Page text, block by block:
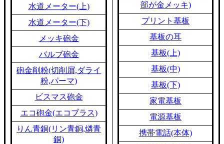
水道メーター(上)
水道メーター(下)
メッキ砲金
バルブ砲金
砲金削粉(切削屑,ダライ
粉,パーマ)
ビスマス砲金
エコ砲金(エコブラス)
りん青銅(リン青銅,燐青
銅)
部が金メッキ)
プリント基板
基板の耳
基板(上)
基板(中)
基板(下)
家電基板
電源基板
携帯電話(本体)